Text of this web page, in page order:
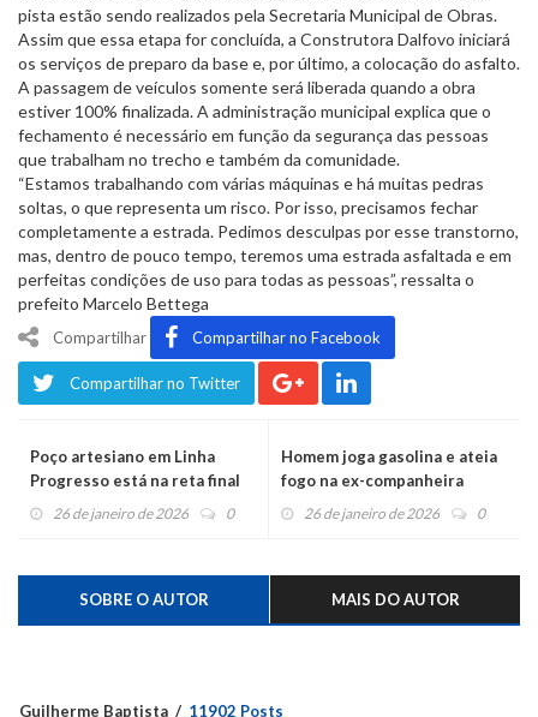
pista estão sendo realizados pela Secretaria Municipal de Obras.
Assim que essa etapa for concluída, a Construtora Dalfovo iniciará
os serviços de preparo da base e, por último, a colocação do asfalto.
A passagem de veículos somente será liberada quando a obra
estiver 100% finalizada. A administração municipal explica que o
fechamento é necessário em função da segurança das pessoas
que trabalham no trecho e também da comunidade.
“Estamos trabalhando com várias máquinas e há muitas pedras
soltas, o que representa um risco. Por isso, precisamos fechar
completamente a estrada. Pedimos desculpas por esse transtorno,
mas, dentro de pouco tempo, teremos uma estrada asfaltada e em
perfeitas condições de uso para todas as pessoas”, ressalta o
prefeito Marcelo Bettega
Compartilhar Compartilhar no Facebook
Compartilhar no Twitter
Poço artesiano em Linha
Progresso está na reta final
26 de janeiro de 2026 0
Homem joga gasolina e ateia
fogo na ex-companheira
26 de janeiro de 2026 0
SOBRE O AUTOR MAIS DO AUTOR
Guilherme Baptista 11902 Posts